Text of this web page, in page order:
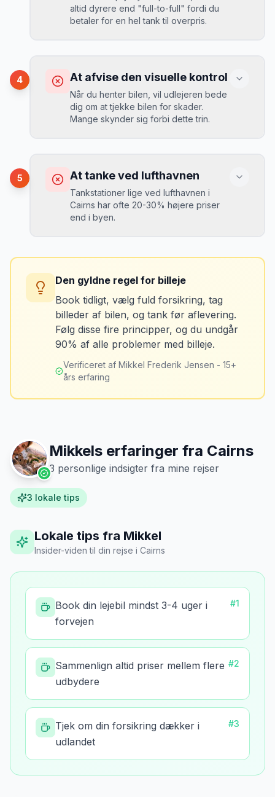
bare 2 uger. Book tidligt! ”
Løsning
Book altid med fuld kaskoforsikring uden
MJ
Mikkels erfaring September 2023
“ En lille bule i døren kostede mig 8.000
kr. i selvrisiko. Siden har jeg altid
altid dyrere end "full-to-full" fordi du
betaler for en hel tank til overpris.
Du betaler 20-30% mere for brændstof,
da udlejeren tager høje benzinpriser.
Løsning
4 At afvise den visuelle kontrol
Når du henter bilen, vil udlejeren bede
dig om at tjekke bilen for skader.
Mange skynder sig forbi dette trin.
Du kan blive opkrævet for skader, der
var der før du fik bilen.
Løsning
brændstofmåleren.
MJ
Mikkels erfaring Oktober 2024
“Jeg fotograferer altid bilen fra alle
vinkler ved afhentning. Det har reddet
5 At tanke ved lufthavnen
Tankstationer lige ved lufthavnen i
Cairns har ofte 20-30% højere priser
end i byen.
sidste tankning.
Tank bilen op et par kilometer fra
lufthavnen dagen før aflevering. Priserne
er markant lavere.
Den gyldne regel for billeje
Book tidligt, vælg fuld forsikring, tag
billeder af bilen, og tank før aflevering.
Følg disse fire principper, og du undgår
90% af alle problemer med billeje.
Verificeret af Mikkel Frederik Jensen - 15+
års erfaring
Mikkels erfaringer fra Cairns
3 personlige indsigter fra mine rejser
3 lokale tips
Lokale tips fra Mikkel
Insider-viden til din rejse i Cairns
Book din lejebil mindst 3-4 uger i
forvejen
#1
Sammenlign altid priser mellem flere
udbydere
#2
Tjek om din forsikring dækker i
udlandet
#3